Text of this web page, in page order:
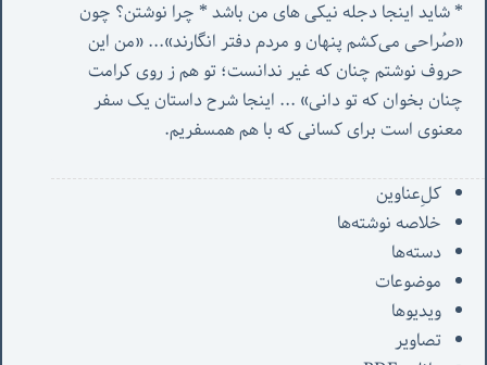
«صُراحی می‌کشم پنهان‌ و مردم‌ دفتر انگارند»... «
چنان بخوان که تو دانی» ...
معنوی است برای کسانی که با هم همسفریم.
کل‌ِعناوین
خلاصه نوشته‌ها
دسته‌ها
موضوعات
ویدیوها
تصاویر